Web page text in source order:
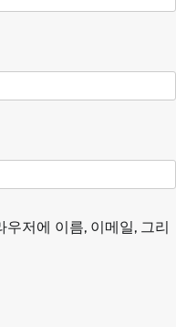
저에 이름, 이메일, 그리